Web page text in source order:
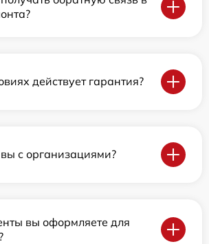
действует гарантия?
с организациями?
вы оформляете для